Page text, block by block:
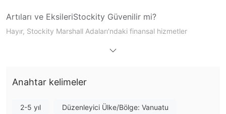
Artıları ve EksileriStockity Güvenilir mi?
Hayır, Stockity Marshall Adaları'ndaki finansal hizmetler
Stockity çeşitli ürünler sunmaktadır, bunlar arasında altın,
Anahtar kelimeler
2-5 yıl Düzenleyici Ülke/Bölge: Vanuatu